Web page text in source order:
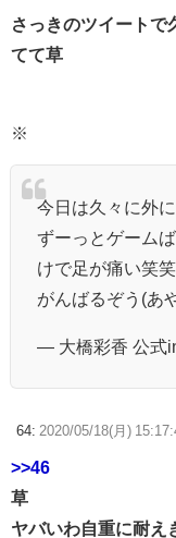
さっきのツイートで
てて草
※
今日は久々に外
ずーっとゲーム
けで足が痛い笑笑
がんばるぞう(あ
— 大橋彩香 公式
64: 2020/05/18(月)
>>46
草
ヤバいわ自重に耐え